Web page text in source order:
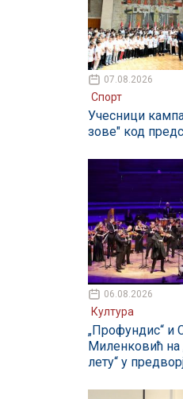
07.08.2026
Спорт
Учесници
зове" код
06.08.2026
Култура
„Профундис“ и
Миленковић на
лету“ у